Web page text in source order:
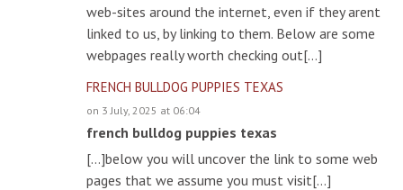
web-sites around the internet, even if they arent
linked to us, by linking to them. Below are some
webpages really worth checking out[…]
FRENCH BULLDOG PUPPIES TEXAS
on 3 July, 2025 at 06:04
french bulldog puppies texas
[…]below you will uncover the link to some web
pages that we assume you must visit[…]